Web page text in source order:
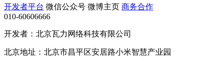
开发者平台 微信公众号 微博主页 商务合作
010-60606666
开发者：北京瓦力网络科技有限公司
北京地址：北京市昌平区安居路小米智慧产业园